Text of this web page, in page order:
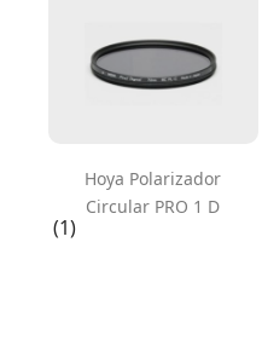
Hoya Polarizador
Circular PRO 1 D
(1)